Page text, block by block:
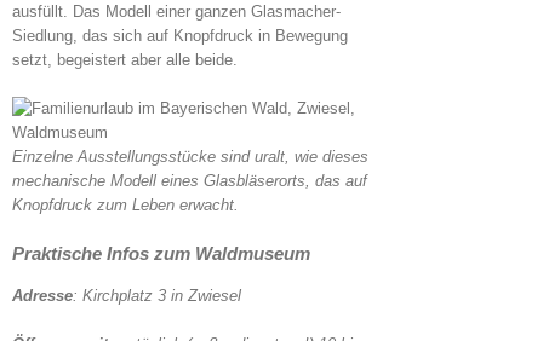
ausfüllt. Das Modell einer ganzen Glasmacher-
Siedlung, das sich auf Knopfdruck in Bewegung
setzt, begeistert aber alle beide.
Einzelne Ausstellungsstücke sind uralt, wie dieses
mechanische Modell eines Glasbläserorts, das auf
Knopfdruck zum Leben erwacht.
Praktische Infos zum Waldmuseum
Adresse: Kirchplatz 3 in Zwiesel